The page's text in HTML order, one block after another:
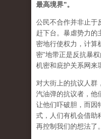
最高境界”。
公民不合作并非止于
赶下台。暴虐势力的
密地行使权力，计算
密”地带正是反抗暴
机密和庇护关系网来
对大街上的抗议人群
汽油弹的抗议者，他
让他们吓破胆，而因
式，人们有机会借助
再控制我们的想法了。